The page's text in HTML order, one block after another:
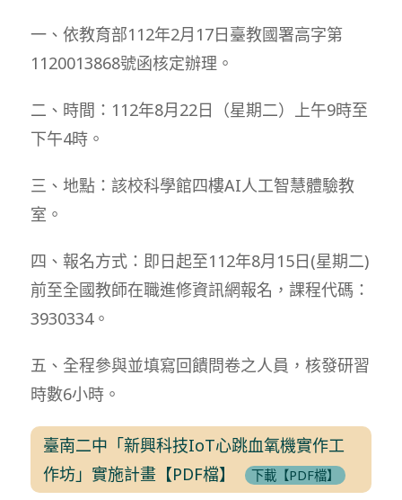
一、依教育部112年2月17日臺教國署高字第
1120013868號函核定辦理。
二、時間：112年8月22日（星期二）上午9時至
下午4時。
三、地點：該校科學館四樓AI人工智慧體驗教
室。
四、報名方式：即日起至112年8月15日(星期二)
前至全國教師在職進修資訊網報名，課程代碼：
3930334。
五、全程參與並填寫回饋問卷之人員，核發研習
時數6小時。
臺南二中「新興科技IoT心跳血氧機實作工
作坊」實施計畫【PDF檔】
下載【PDF檔】